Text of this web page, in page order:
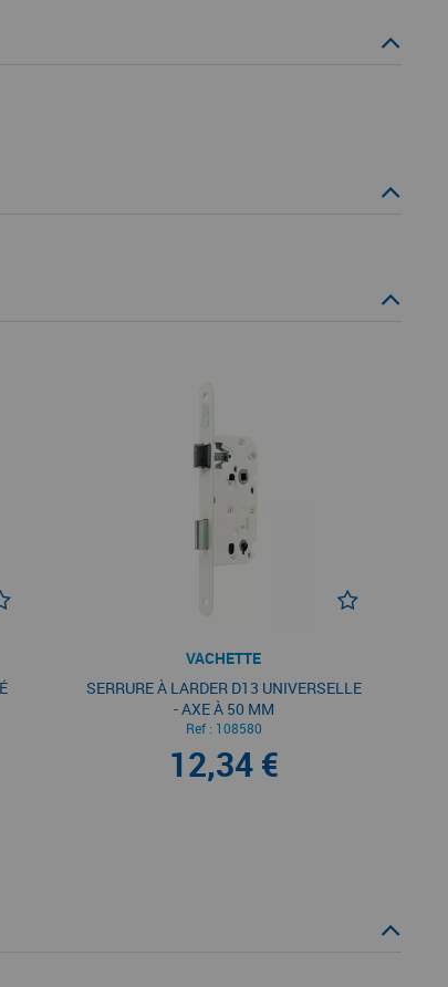
VACHETTE
SERRURE À LARDER D13 UNIVERSELLE
- AXE À 50 MM
Ref : 108580
12,34 €